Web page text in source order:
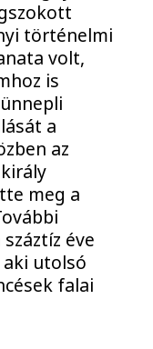
történelmi
volt,
is
a
az
meg a
éve
utolsó
falai